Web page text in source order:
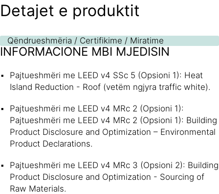
Detajet e produktit
Qëndrueshmëria / Certifikime / Miratime
INFORMACIONE MBI MJEDISIN
Pajtueshmëri me LEED v4 SSc 5 (Opsioni 1): Heat
Island Reduction - Roof (vetëm ngjyra traffic white).
Pajtueshmëri me LEED v4 MRc 2 (Opsioni 1):
Pajtueshmëri me LEED v4 MRc 2 (Opsioni 1): Building
Product Disclosure and Optimization – Environmental
Product Declarations.
Pajtueshmëri me LEED v4 MRc 3 (Opsioni 2): Building
Product Disclosure and Optimization - Sourcing of
Raw Materials.